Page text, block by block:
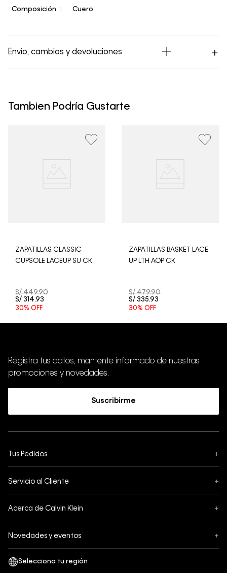
Composición Cuero
Envío, cambios y devoluciones
hábiles para envíos a provincia. Envíos gratis en Lima
procesará desde el día hábil siguiente. Por higiene y
aceptamos devoluciones en ropa interior y trajes de
Tambien Podría Gustarte
ZAPATILLAS CLASSIC
CUPSOLE LACEUP SU CK
S/ 449.90
S/ 314.93
30% OFF
ZAPATILLAS BASKET LACE
UP LTH AOP CK
S/ 479.90
S/ 335.93
30% OFF
Registra tus datos, mantente informado de nuestras
promociones y novedades.
Suscribirme
Tus Pedidos +
Formas de Pago
Servicio al Cliente +
¿Cómo comprar?
Acerca de Calvin Klein +
Términos y Condiciones
Novedades y eventos +